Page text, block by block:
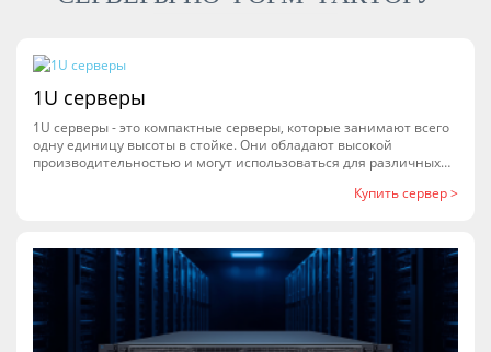
1U серверы
1U серверы - это компактные серверы, которые занимают всего
одну единицу высоты в стойке. Они обладают высокой
производительностью и могут использоваться для различных
данных и многое другое. Благодаря своей компактности, 1U
серверов в стойке. Они также обладают низким
энергопотреблением и могут быть использованы для
построения экономичных и эффективных серверных систем.
Купить сервер >